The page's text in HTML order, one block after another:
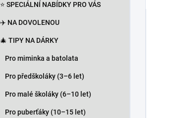
⭐ SPECIÁLNÍ NABÍDKY PRO VÁS
✈️ NA DOVOLENOU
🎄 TIPY NA DÁRKY
Pro miminka a batolata
Pro předškoláky (3–6 let)
Pro malé školáky (6–10 let)
Pro puberťáky (10–15 let)